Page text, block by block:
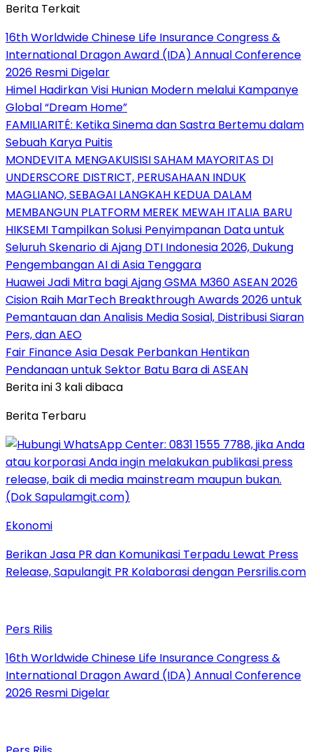
Berita Terkait
16th Worldwide Chinese Life Insurance Congress &
International Dragon Award (IDA) Annual Conference
2026 Resmi Digelar
Himel Hadirkan Visi Hunian Modern melalui Kampanye
Global “Dream Home”
FAMILIARITÉ: Ketika Sinema dan Sastra Bertemu dalam
Sebuah Karya Puitis
MONDEVITA MENGAKUISISI SAHAM MAYORITAS DI
UNDERSCORE DISTRICT, PERUSAHAAN INDUK
MAGLIANO, SEBAGAI LANGKAH KEDUA DALAM
MEMBANGUN PLATFORM MEREK MEWAH ITALIA BARU
HIKSEMI Tampilkan Solusi Penyimpanan Data untuk
Seluruh Skenario di Ajang DTI Indonesia 2026, Dukung
Pengembangan AI di Asia Tenggara
Huawei Jadi Mitra bagi Ajang GSMA M360 ASEAN 2026
Cision Raih MarTech Breakthrough Awards 2026 untuk
Pemantauan dan Analisis Media Sosial, Distribusi Siaran
Pers, dan AEO
Fair Finance Asia Desak Perbankan Hentikan
Pendanaan untuk Sektor Batu Bara di ASEAN
Berita ini 3 kali dibaca
Berita Terbaru
Ekonomi
Berikan Jasa PR dan Komunikasi Terpadu Lewat Press
Release, Sapulangit PR Kolaborasi dengan Persrilis.com
Pers Rilis
16th Worldwide Chinese Life Insurance Congress &
International Dragon Award (IDA) Annual Conference
2026 Resmi Digelar